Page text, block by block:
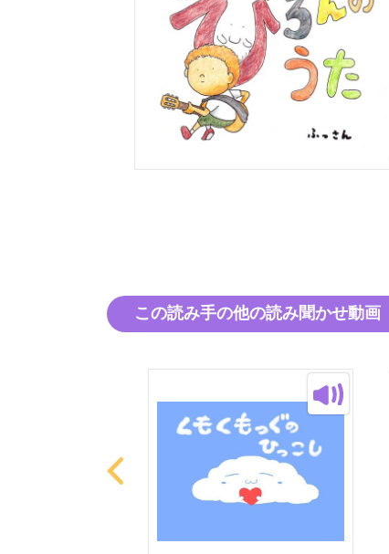
この読み手の他の読み聞かせ動画